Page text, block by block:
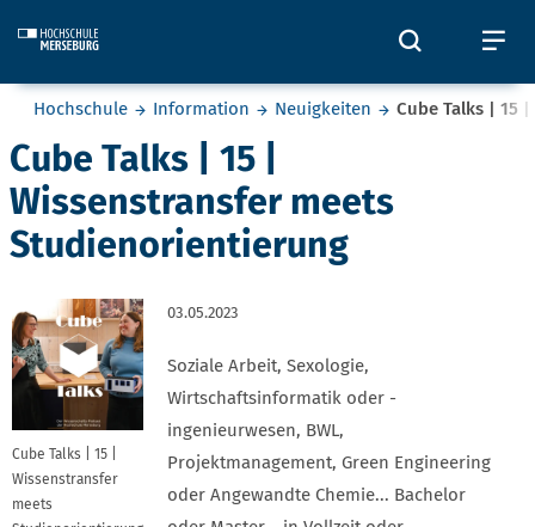
Öffnet
Sie befinden sich hier:
Hochschule Information Neuigkeiten Cube Talks | 15
Cube Talks | 15 |
Wissenstransfer meets
Studienorientierung
Cube Talks | 15 |
Wissenstransfer
meets
03.05.2023
Soziale Arbeit, Sexologie,
Wirtschaftsinformatik oder -
ingenieurwesen, BWL,
Projektmanagement, Green Engineering
oder Angewandte Chemie... Bachelor